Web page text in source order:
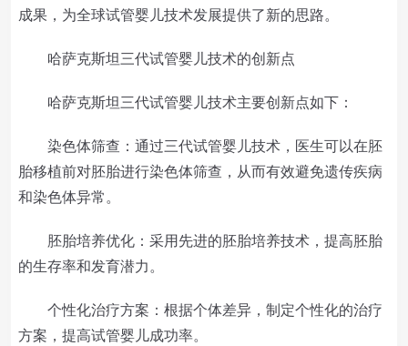
成果，为全球试管婴儿技术发展提供了新的思路。
哈萨克斯坦三代试管婴儿技术的创新点
哈萨克斯坦三代试管婴儿技术主要创新点如下：
染色体筛查：通过三代试管婴儿技术，医生可以在胚
胎移植前对胚胎进行染色体筛查，从而有效避免遗传疾病
和染色体异常。
胚胎培养优化：采用先进的胚胎培养技术，提高胚胎
的生存率和发育潜力。
个性化治疗方案：根据个体差异，制定个性化的治疗
方案，提高试管婴儿成功率。